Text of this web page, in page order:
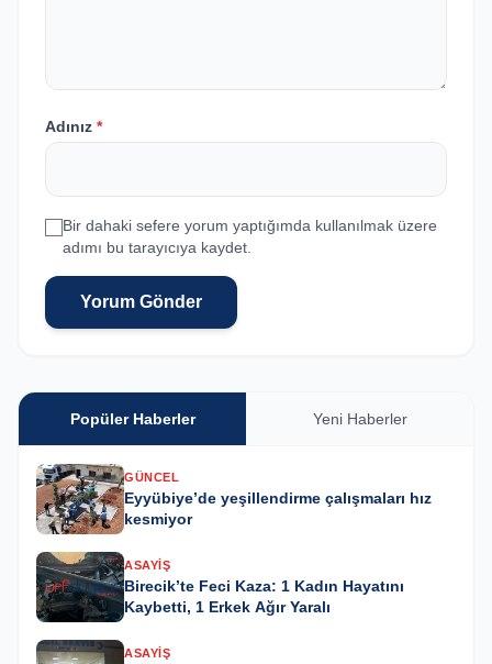
Adınız *
Bir dahaki sefere yorum yaptığımda kullanılmak üzere
adımı bu tarayıcıya kaydet.
Yorum Gönder
Popüler Haberler Yeni Haberler
GÜNCEL
Eyyübiye’de yeşillendirme çalışmaları hız
kesmiyor
ASAYIŞ
Birecik’te Feci Kaza: 1 Kadın Hayatını
Kaybetti, 1 Erkek Ağır Yaralı
ASAYIŞ